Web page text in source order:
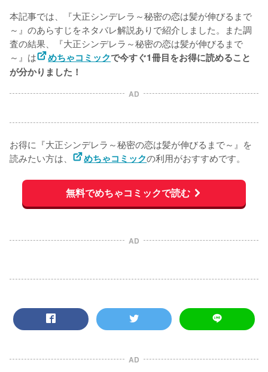
本記事では、『大正シンデレラ～秘密の恋は髪が伸びるまで
～』のあらすじをネタバレ解説ありで紹介しました。また調
査の結果、『大正シンデレラ～秘密の恋は髪が伸びるまで
～』は
めちゃコミックで今すぐ1冊目をお得に読めること
が分かりました！
AD
お得に『大正シンデレラ～秘密の恋は髪が伸びるまで～』を
読みたい方は、
めちゃコミックの利用がおすすめです。
無料でめちゃコミックで読む
AD
AD